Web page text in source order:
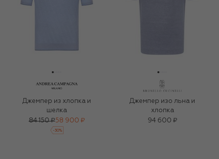
Джемпер из хлопка и
шелка
84 150 ₽58 900 ₽
-30%
Джемпер изо льна и
хлопка
94 600 ₽